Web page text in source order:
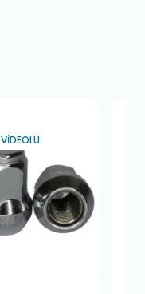
VİDEOLU